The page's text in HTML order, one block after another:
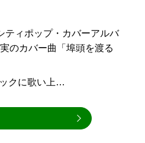
ティポップ・カバーアルバ
のカバー曲「埠頭を渡る
クに歌い上…